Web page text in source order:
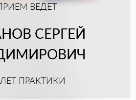
ВЕДЕТ
СЕРГЕЙ
ПРАКТИКИ